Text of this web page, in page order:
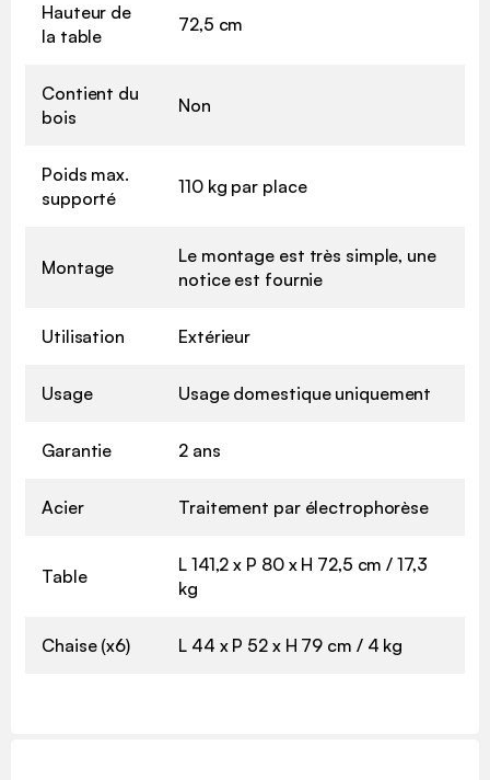
Hauteur de
la table
72,5 cm
Contient du
bois
Non
Poids max.
supporté
110 kg par place
Montage
Le montage est très simple, une
notice est fournie
Utilisation Extérieur
Usage Usage domestique uniquement
Garantie 2 ans
Acier Traitement par électrophorèse
Table
L 141,2 x P 80 x H 72,5 cm / 17,3
kg
Chaise (x6) L 44 x P 52 x H 79 cm / 4 kg